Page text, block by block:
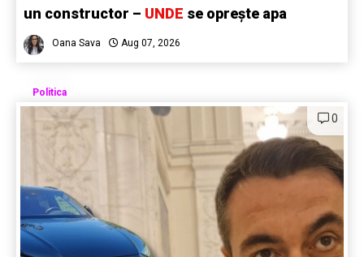
un constructor – UNDE se oprește apa
Oana Sava Aug 07, 2026
Politica
0